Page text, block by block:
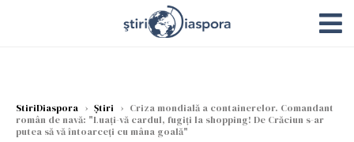
StiriDiaspora › Știri › Criza mondială a containerelor. Comandant
român de navă: "Luați-vă cardul, fugiți la shopping! De Crăciun s-ar
putea să vă întoarceți cu mâna goală"